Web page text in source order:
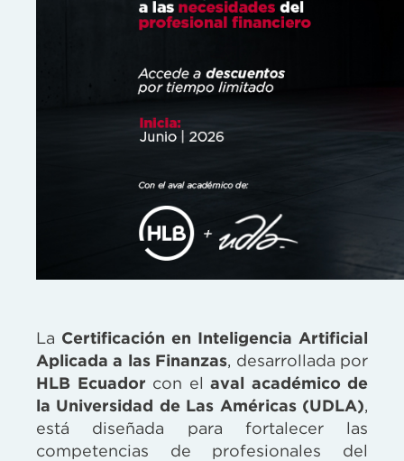
La Certificación en Inteligencia Artificial
Aplicada a las Finanzas, desarrollada por
HLB Ecuador con el aval académico de
la Universidad de Las Américas (UDLA),
está diseñada para fortalecer las
competencias de profesionales del